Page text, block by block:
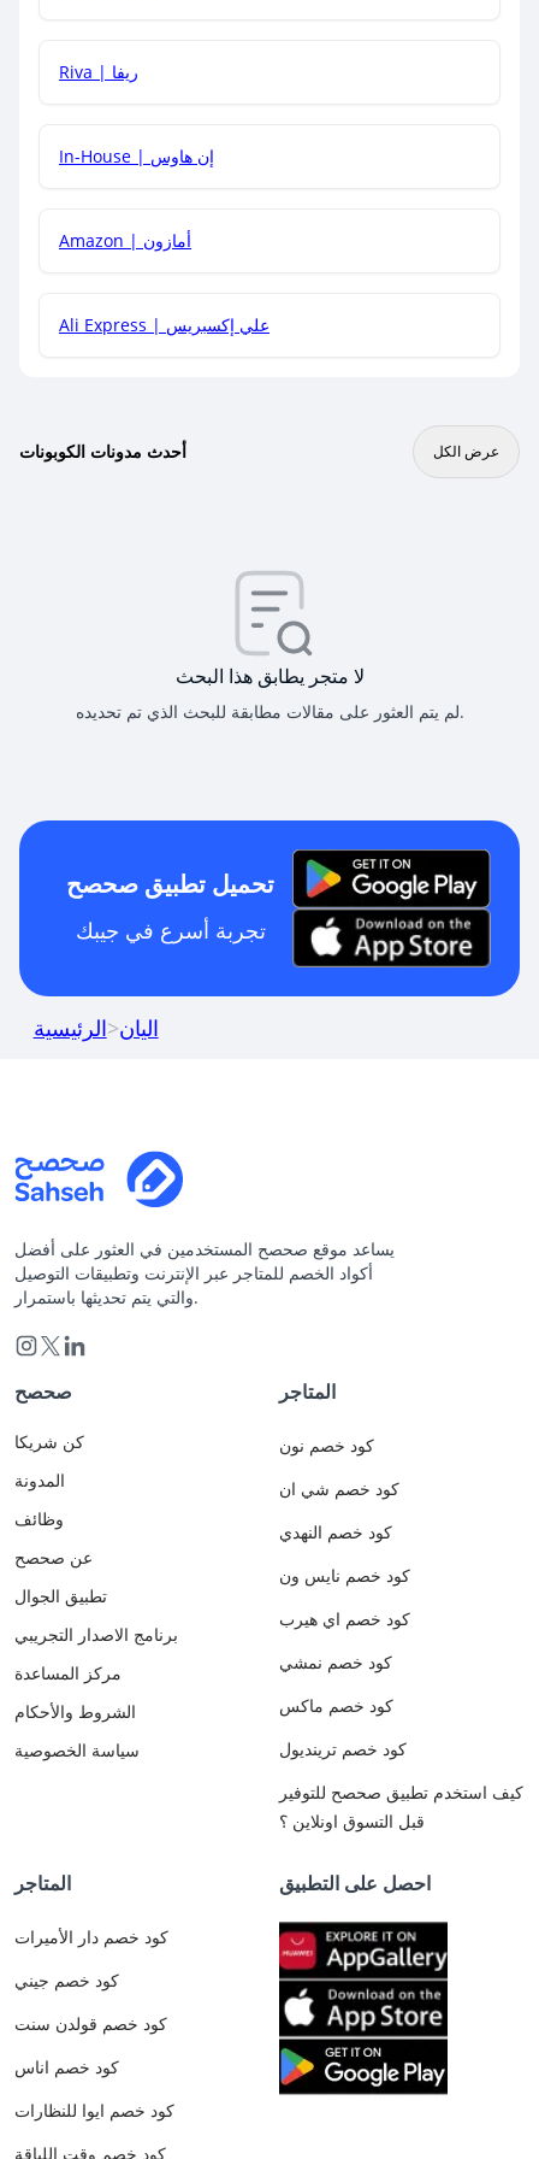
هل يمكنني جمع كود خصم مع العروض الأخرى؟
Riva | ريفا
In-House | إن هاوس
Amazon | أمازون
Ali Express | علي إكسبريس
أحدث مدونات الكوبونات عرض الكل
لا متجر يطابق هذا البحث
لم يتم العثور على مقالات مطابقة للبحث الذي تم تحديده.
تحميل تطبيق صحصح
تجربة أسرع في جيبك
الرئيسية>اليان
يساعد موقع صحصح المستخدمين في العثور على أفضل
أكواد الخصم للمتاجر عبر الإنترنت وتطبيقات التوصيل
والتي يتم تحديثها باستمرار.
صحصح
كن شريكا
المدونة
وظائف
عن صحصح
تطبيق الجوال
برنامج الاصدار التجريبي
مركز المساعدة
الشروط والأحكام
سياسة الخصوصية
المتاجر
كود خصم نون
كود خصم شي ان
كود خصم النهدي
كود خصم نايس ون
كود خصم اي هيرب
كود خصم نمشي
كود خصم ماكس
كود خصم ترينديول
كيف استخدم تطبيق صحصح للتوفير
قبل التسوق اونلاين ؟
المتاجر
كود خصم دار الأميرات
كود خصم جيني
كود خصم قولدن سنت
كود خصم اناس
كود خصم ايوا للنظارات
كود خصم وقت اللياقة
احصل على التطبيق